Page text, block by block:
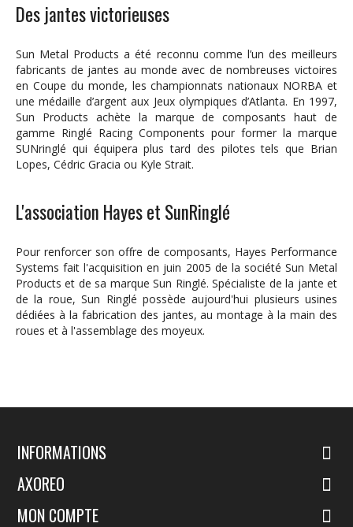
Des jantes victorieuses
Sun Metal Products a été reconnu comme l’un des meilleurs
fabricants de jantes au monde avec de nombreuses victoires
en Coupe du monde, les championnats nationaux NORBA et
une médaille d’argent aux Jeux olympiques d’Atlanta. En 1997,
Sun Products achète la marque de composants haut de
gamme Ringlé Racing Components pour former la marque
SUNringlé qui équipera plus tard des pilotes tels que Brian
Lopes, Cédric Gracia ou Kyle Strait.
L'association Hayes et SunRinglé
Pour renforcer son offre de composants, Hayes Performance
Systems fait l'acquisition en juin 2005 de la société Sun Metal
Products et de sa marque Sun Ringlé. Spécialiste de la jante et
de la roue, Sun Ringlé possède aujourd'hui plusieurs usines
dédiées à la fabrication des jantes, au montage à la main des
roues et à l'assemblage des moyeux.
INFORMATIONS
AXOREO
MON COMPTE